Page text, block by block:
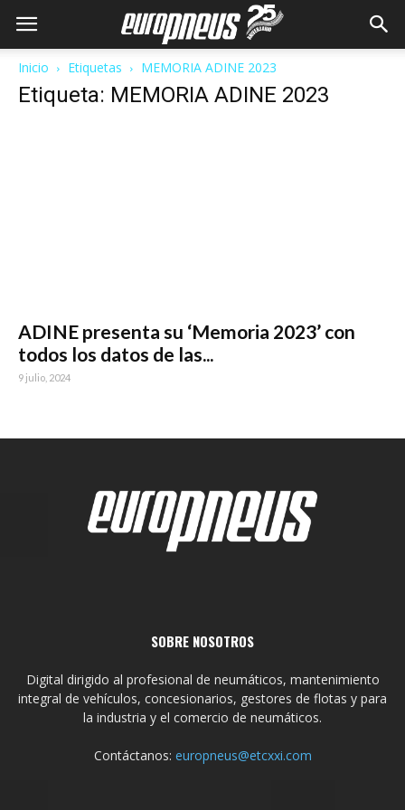
Inicio Etiquetas MEMORIA ADINE 2023
Etiqueta: MEMORIA ADINE 2023
ADINE presenta su ‘Memoria 2023’ con
todos los datos de las...
9 julio, 2024
SOBRE NOSOTROS
Digital dirigido al profesional de neumáticos, mantenimiento
integral de vehículos, concesionarios, gestores de flotas y para
la industria y el comercio de neumáticos.
Contáctanos: europneus@etcxxi.com